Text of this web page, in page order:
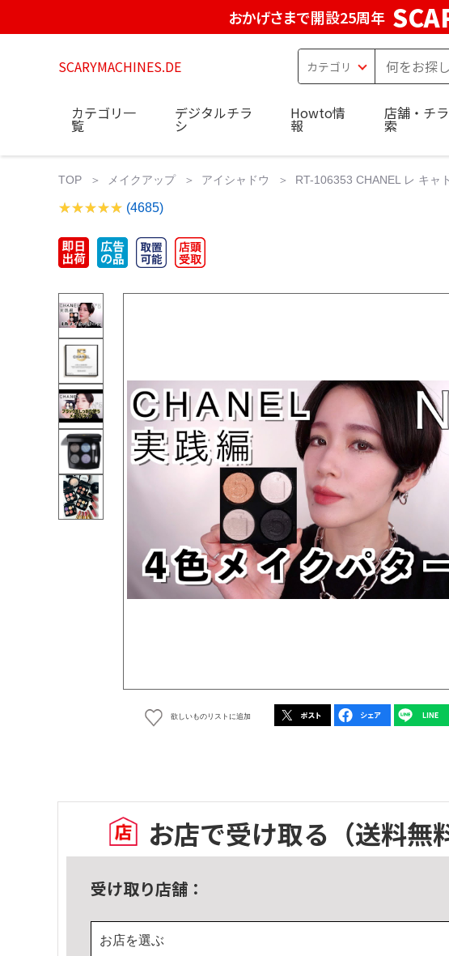
おかげさまで開設25周年
SCARYMACHINES.DE
カテゴリ一
覧
デジタルチラ
シ
Howto情
報
店舗・チ
索
TOP メイクアップ アイシャドウ RT-106353 CHANEL レ キャ
(4685)
欲しいものリストに追加
お店で受け取る （送料無
受け取り店舗：
お店を選ぶ